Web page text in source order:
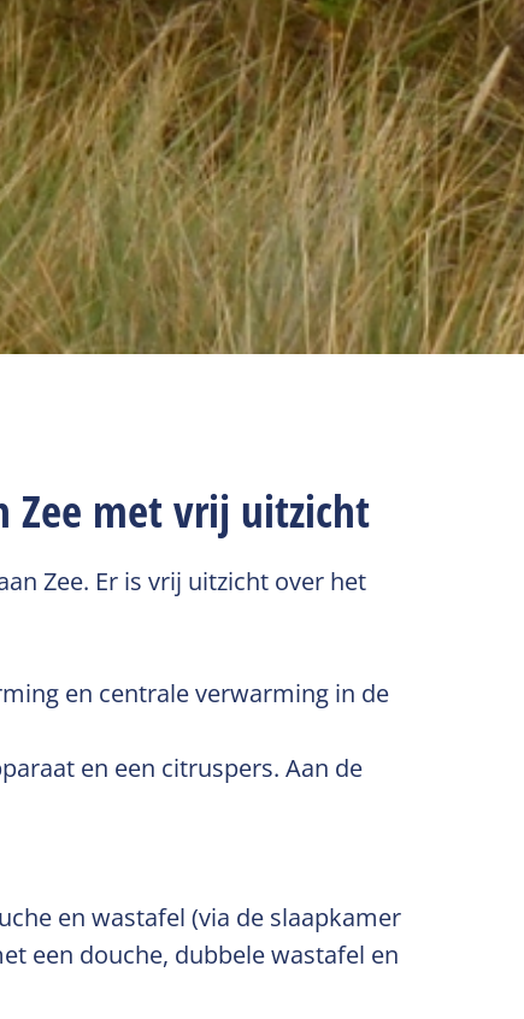
Zee met vrij uitzicht
Zee. Er is vrij uitzicht over het
en centrale verwarming in de
en een citruspers. Aan de
en wastafel (via de slaapkamer
een douche, dubbele wastafel en